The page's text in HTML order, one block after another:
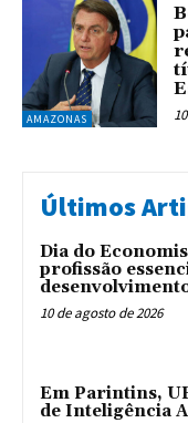
AMAZONAS
Últimos
Dia do
profissão
10 de agosto de 2026
Em Parintins,
de Inteligência